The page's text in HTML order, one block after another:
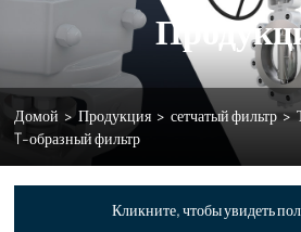
Домой > Продукция > сетчатый фильтр >
T-образный фильтр
Кликните, чтобы увидеть